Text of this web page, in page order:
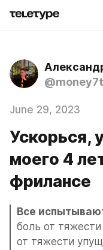
June 29, 2023
Ускорься,
моего 4
фрилансе
Все
боль от
от тяжести